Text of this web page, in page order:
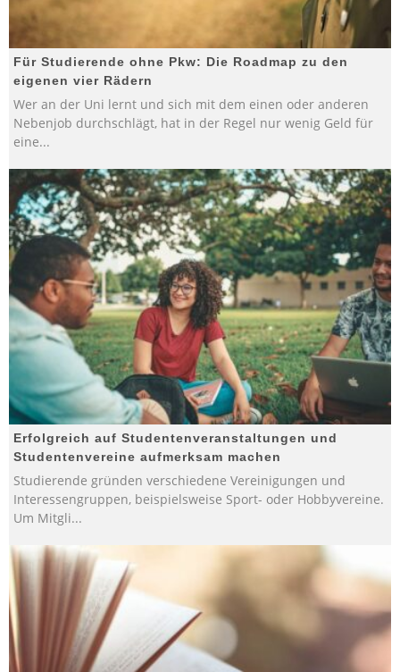
Für Studierende ohne Pkw: Die Roadmap zu den
eigenen vier Rädern
Wer an der Uni lernt und sich mit dem einen oder anderen
Nebenjob durchschlägt, hat in der Regel nur wenig Geld für
eine...
Erfolgreich auf Studentenveranstaltungen und
Studentenvereine aufmerksam machen
Studierende gründen verschiedene Vereinigungen und
Interessengruppen, beispielsweise Sport- oder Hobbyvereine.
Um Mitgli...